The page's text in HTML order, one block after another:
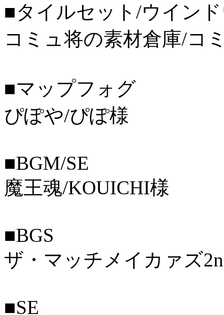
■タイルセット/ウイン
コミュ将の素材倉庫/コ
■マップフォグ
ぴぽや/ぴぽ様
■BGM/SE
魔王魂/KOUICHI様
■BGS
ザ・マッチメイカァズ
■SE